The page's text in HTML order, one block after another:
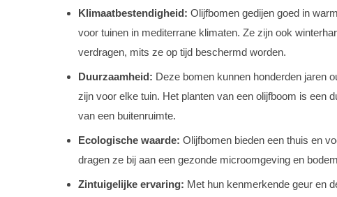
Klimaatbestendigheid: Olijfbomen gedijen goed in
voor tuinen in mediterrane klimaten. Ze zijn ook
verdragen, mits ze op tijd beschermd worden.
Duurzaamheid: Deze bomen kunnen honderden jaren
zijn voor elke tuin. Het planten van een olijfboom is een
van een buitenruimte.
Ecologische waarde: Olijfbomen bieden een thuis en
dragen ze bij aan een gezonde microomgeving en
Zintuigelijke ervaring: Met hun kenmerkende geur en